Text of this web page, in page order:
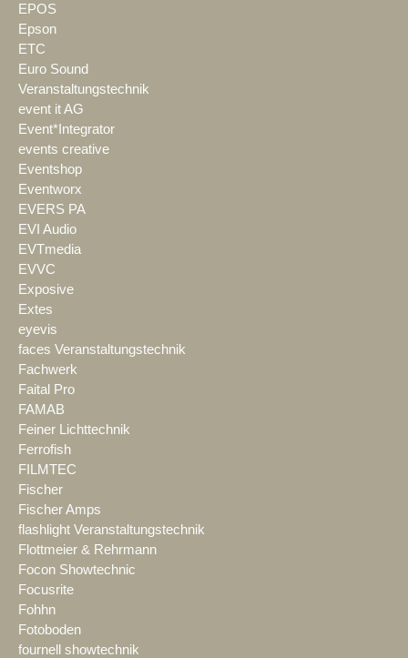
EPOS
Epson
ETC
Euro Sound
Veranstaltungstechnik
event it AG
Event*Integrator
events creative
Eventshop
Eventworx
EVERS PA
EVI Audio
EVTmedia
EVVC
Exposive
Extes
eyevis
faces Veranstaltungstechnik
Fachwerk
Faital Pro
FAMAB
Feiner Lichttechnik
Ferrofish
FILMTEC
Fischer
Fischer Amps
flashlight Veranstaltungstechnik
Flottmeier & Rehrmann
Focon Showtechnic
Focusrite
Fohhn
Fotoboden
fournell showtechnik